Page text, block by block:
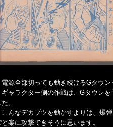
源全部切っても動き続けるGタウン
ャラクター側の作戦は、Gタウン
。
んなデカブツを動かすよりは、爆
ど楽に攻撃できそうに思います。